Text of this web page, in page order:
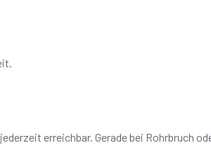
erreichbar. Gerade bei Rohrbruch